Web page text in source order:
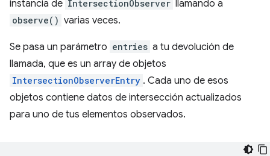
instancia de IntersectionObserver llamando a
observe() varias veces.
Se pasa un parámetro entries a tu devolución de
llamada, que es un array de objetos
IntersectionObserverEntry . Cada uno de esos
objetos contiene datos de intersección actualizados
para uno de tus elementos observados.